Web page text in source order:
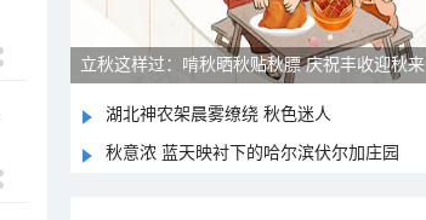
立秋这样过：啃秋晒秋贴秋膘 庆祝丰收迎秋来
湖北神农架晨雾缭绕 秋色迷人
秋意浓 蓝天映衬下的哈尔滨伏尔加庄园